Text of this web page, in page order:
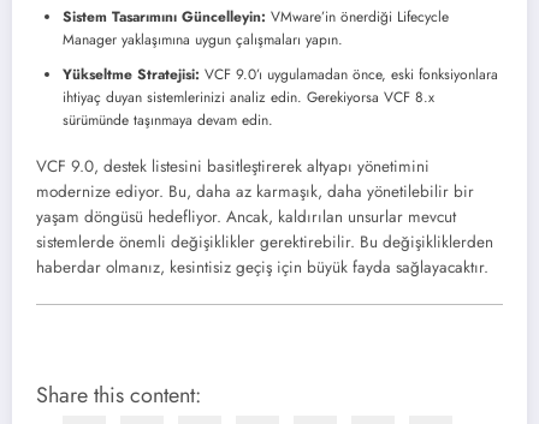
Sistem Tasarımını Güncelleyin: VMware’in önerdiği Lifecycle
Manager yaklaşımına uygun çalışmaları yapın.
Yükseltme Stratejisi: VCF 9.0’ı uygulamadan önce, eski fonksiyonlara
ihtiyaç duyan sistemlerinizi analiz edin. Gerekiyorsa VCF 8.x
sürümünde taşınmaya devam edin.
VCF 9.0, destek listesini basitleştirerek altyapı yönetimini
modernize ediyor. Bu, daha az karmaşık, daha yönetilebilir bir
yaşam döngüsü hedefliyor. Ancak, kaldırılan unsurlar mevcut
sistemlerde önemli değişiklikler gerektirebilir. Bu değişikliklerden
haberdar olmanız, kesintisiz geçiş için büyük fayda sağlayacaktır.
Share this content: